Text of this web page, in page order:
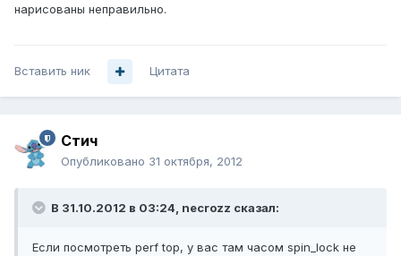
нарисованы неправильно.
Вставить ник Цитата
Стич
Опубликовано 31 октября, 2012
В 31.10.2012 в 03:24, necrozz сказал:
Если посмотреть perf top, у вас там часом spin_lock не